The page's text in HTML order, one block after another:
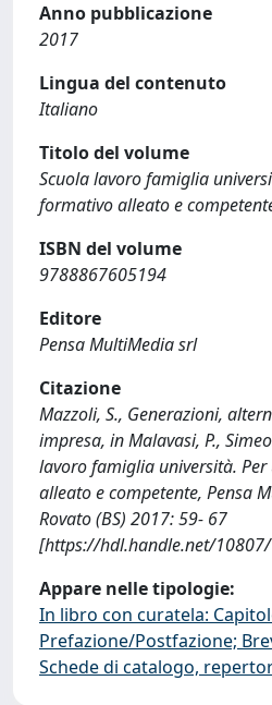
Anno pubblicazione
2017
Lingua del contenuto
Italiano
Titolo del volume
Scuola lavoro famiglia
formativo alleato e
ISBN del volume
9788867605194
Editore
Pensa MultiMedia srl
Citazione
Mazzoli, S., Generazioni,
impresa, in Malavasi, P.,
lavoro famiglia università.
alleato e competente, Pensa
Rovato (BS) 2017: 59- 67
[https://hdl.handle.net/
Appare nelle tipologie:
In libro con curatela:
Prefazione/Postfazione;
Schede di catalogo,